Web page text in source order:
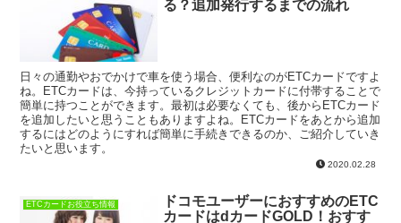
る？追加発行するまでの流れ
日々の通勤やおでかけで車を使う場合、便利なのがETCカードですよ
ね。ETCカードは、今持っているクレジットカードに付帯することで
簡単に持つことができます。最初は必要なくても、後からETCカード
を追加したいと思うこともありますよね。ETCカードをあとから追加
するにはどのようにすれば簡単に手続きできるのか、ご紹介していき
たいと思います。
2020.02.28
ETCカードお役立ち情報
ドコモユーザーにおすすめのETC
カードはdカードGOLD！おすす